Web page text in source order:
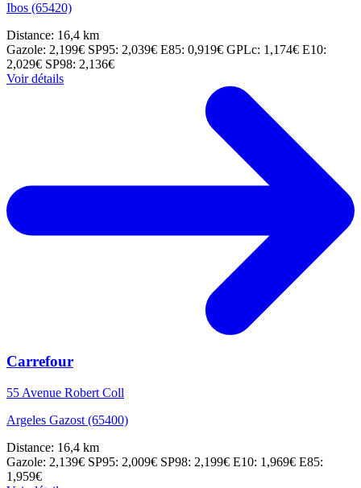
Ibos (65420)
Distance: 16,4 km
Gazole: 2,199€ SP95: 2,039€ E85: 0,919€ GPLc: 1,174€ E10:
2,029€ SP98: 2,136€
Voir détails
Carrefour
55 Avenue Robert Coll
Argeles Gazost (65400)
Distance: 16,4 km
Gazole: 2,139€ SP95: 2,009€ SP98: 2,199€ E10: 1,969€ E85:
1,959€